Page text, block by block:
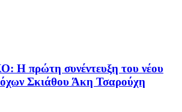
πρώτη συνέντευξη του νέου
Σκιάθου Άκη Τσαρούχη